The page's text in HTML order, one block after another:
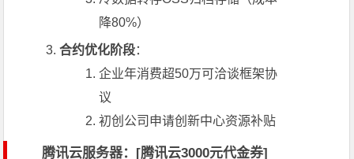
降80%）
合约优化阶段：
企业年消费超50万可洽谈框架协
议
初创公司申请创新中心资源补贴
腾讯云服务器：[腾讯云3000元代金券]